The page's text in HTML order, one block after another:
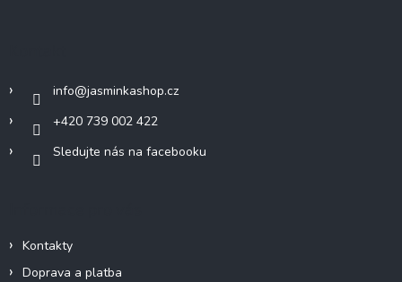
info@jasminkashop.cz
+420 739 002 422
Sledujte nás na facebooku
Kontakty
Doprava a platba